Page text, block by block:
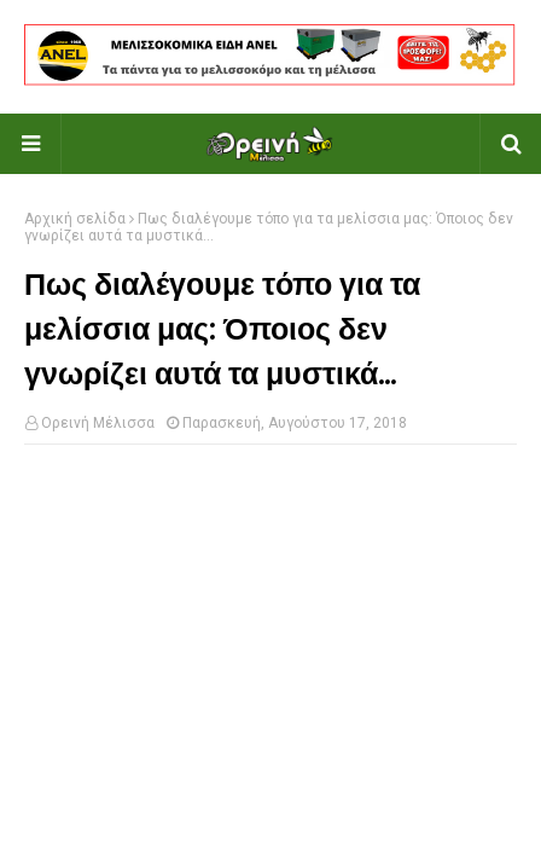
Αρχική σελίδα
Πως διαλέγουμε τόπο για τα μελίσσια μας: Όποιος δεν
γνωρίζει αυτά τα μυστικά...
Πως διαλέγουμε τόπο για τα
μελίσσια μας: Όποιος δεν
γνωρίζει αυτά τα μυστικά...
Ορεινή Μέλισσα Παρασκευή, Αυγούστου 17, 2018